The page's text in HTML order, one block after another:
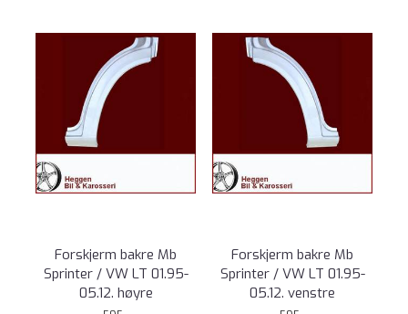
Forskjerm bakre Mb
Sprinter / VW LT 01.95-
05.12. høyre
Forskjerm bakre Mb
Sprinter / VW LT 01.95-
05.12. venstre